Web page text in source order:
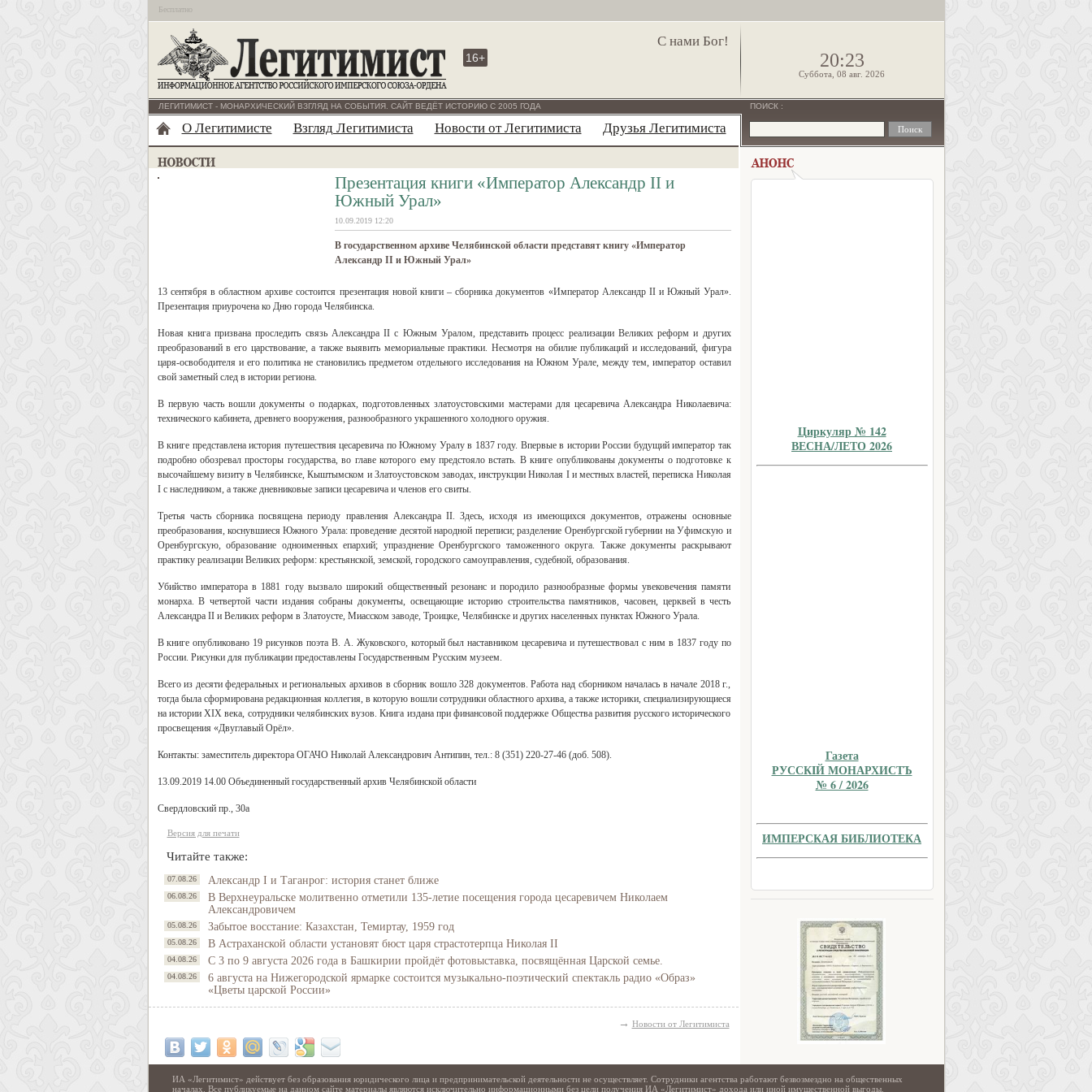
Бесплатно
С нами Бог!
16+ 20:23
Суббота, 08 авг. 2026
ЛЕГИТИМИСТ - МОНАРХИЧЕСКИЙ ВЗГЛЯД НА СОБЫТИЯ. САЙТ ВЕДЁТ ИСТОРИЮ С 2005 ГОДА
О Легитимисте Взгляд Легитимиста Новости от Легитимиста Друзья Легитимиста
Презентация книги «Император Александр II и
Южный Урал»
10.09.2019 12:20
В государственном архиве Челябинской области представят книгу «Император
Александр II и Южный Урал»
13 сентября в областном архиве состоится презентация новой книги – сборника документов «Император Александр II и Южный Урал».
Презентация приурочена ко Дню города Челябинска.
Новая книга призвана проследить связь Александра II с Южным Уралом, представить процесс реализации Великих реформ и других
преобразований в его царствование, а также выявить мемориальные практики. Несмотря на обилие публикаций и исследований, фигура
царя-освободителя и его политика не становились предметом отдельного исследования на Южном Урале, между тем, император оставил
свой заметный след в истории региона.
В первую часть вошли документы о подарках, подготовленных златоустовскими мастерами для цесаревича Александра Николаевича:
технического кабинета, древнего вооружения, разнообразного украшенного холодного оружия.
В книге представлена история путешествия цесаревича по Южному Уралу в 1837 году. Впервые в истории России будущий император так
подробно обозревал просторы государства, во главе которого ему предстояло встать. В книге опубликованы документы о подготовке к
высочайшему визиту в Челябинске, Кыштымском и Златоустовском заводах, инструкции Николая I и местных властей, переписка Николая
I с наследником, а также дневниковые записи цесаревича и членов его свиты.
Третья часть сборника посвящена периоду правления Александра II. Здесь, исходя из имеющихся документов, отражены основные
преобразования, коснувшиеся Южного Урала: проведение десятой народной переписи; разделение Оренбургской губернии на Уфимскую и
Оренбургскую, образование одноименных епархий; упразднение Оренбургского таможенного округа. Также документы раскрывают
практику реализации Великих реформ: крестьянской, земской, городского самоуправления, судебной, образования.
Убийство императора в 1881 году вызвало широкий общественный резонанс и породило разнообразные формы увековечения памяти
монарха. В четвертой части издания собраны документы, освещающие историю строительства памятников, часовен, церквей в честь
Александра II и Великих реформ в Златоусте, Миасском заводе, Троицке, Челябинске и других населенных пунктах Южного Урала.
В книге опубликовано 19 рисунков поэта В. А. Жуковского, который был наставником цесаревича и путешествовал с ним в 1837 году по
России. Рисунки для публикации предоставлены Государственным Русским музеем.
Всего из десяти федеральных и региональных архивов в сборник вошло 328 документов. Работа над сборником началась в начале 2018 г.,
тогда была сформирована редакционная коллегия, в которую вошли сотрудники областного архива, а также историки, специализирующиеся
на истории XIX века, сотрудники челябинских вузов. Книга издана при финансовой поддержке Общества развития русского исторического
просвещения «Двуглавый Орёл».
Контакты: заместитель директора ОГАЧО Николай Александрович Антипин, тел.: 8 (351) 220-27-46 (доб. 508).
13.09.2019 14.00 Объединенный государственный архив Челябинской области
Свердловский пр., 30а
Версия для печати
Читайте также:
07.08.26 Александр I и Таганрог: история станет ближе
06.08.26
В Верхнеуральске молитвенно отметили 135-летие посещения города цесаревичем Николаем
Александровичем
05.08.26 Забытое восстание: Казахстан, Темиртау, 1959 год
05.08.26 В Астраханской области установят бюст царя страстотерпца Николая II
04.08.26 С 3 по 9 августа 2026 года в Башкирии пройдёт фотовыставка, посвящённая Царской семье.
04.08.26
6 августа на Нижегородской ярмарке состоится музыкально-поэтический спектакль радио «Образ»
«Цветы царской России»
→ Новости от Легитимиста
ПОИСК :
Циркуляр № 142
ВЕСНА/ЛЕТО 2026
Газета
РУССКIЙ МОНАРХИСТЪ
№ 6 / 2026
ИМПЕРСКАЯ БИБЛИОТЕКА
Свидетельство
ИА «Легитимист» действует без образования юридического лица и предпринимательской деятельности не осуществляет. Сотрудники агентства работают безвозмездно на общественных
началах. Все публикуемые на данном сайте материалы являются исключительно информационными без цели получения ИА «Легитимист» дохода или иной имущественной выгоды.